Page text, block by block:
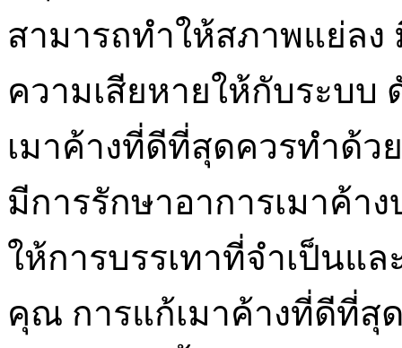
สามารถทำให้สภาพแย่ลง
ความเสียหายให้กับระบบ
เมาค้างที่ดีที่สุดควรทำด้ว
มีการรักษาอาการเมาค้า
ให้การบรรเทาที่จำเป็นแ
คุณ การแก้เมาค้างที่ดีที่สุ